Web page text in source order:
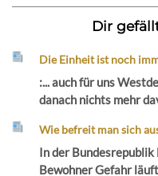
Dir
Die Einheit ist noch
:... auch für uns
danach nichts mehr
Wie befreit man sich
In der Bundesrepublik
Bewohner Gefahr